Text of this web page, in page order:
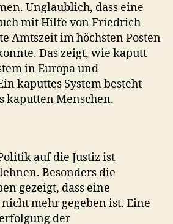
Unglaublich, dass eine
mit Hilfe von Friedrich
Amtszeit im höchsten Posten
Das zeigt, wie kaputt
in Europa und
kaputtes System besteht
kaputten Menschen.
auf die Justiz ist
Besonders die
gezeigt, dass eine
mehr gegeben ist. Eine
der